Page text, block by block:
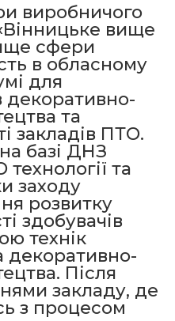
виробничого
вище
сфери
в обласному
для
декоративно-
та
закладів ПТО.
базі ДНЗ
та
заходу
розвитку
здобувачів
технік
декоративно-
Після
закладу, де
з процесом